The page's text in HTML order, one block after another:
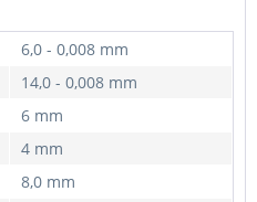
6,0 - 0,008 mm
14,0 - 0,008 mm
6 mm
4 mm
8,0 mm